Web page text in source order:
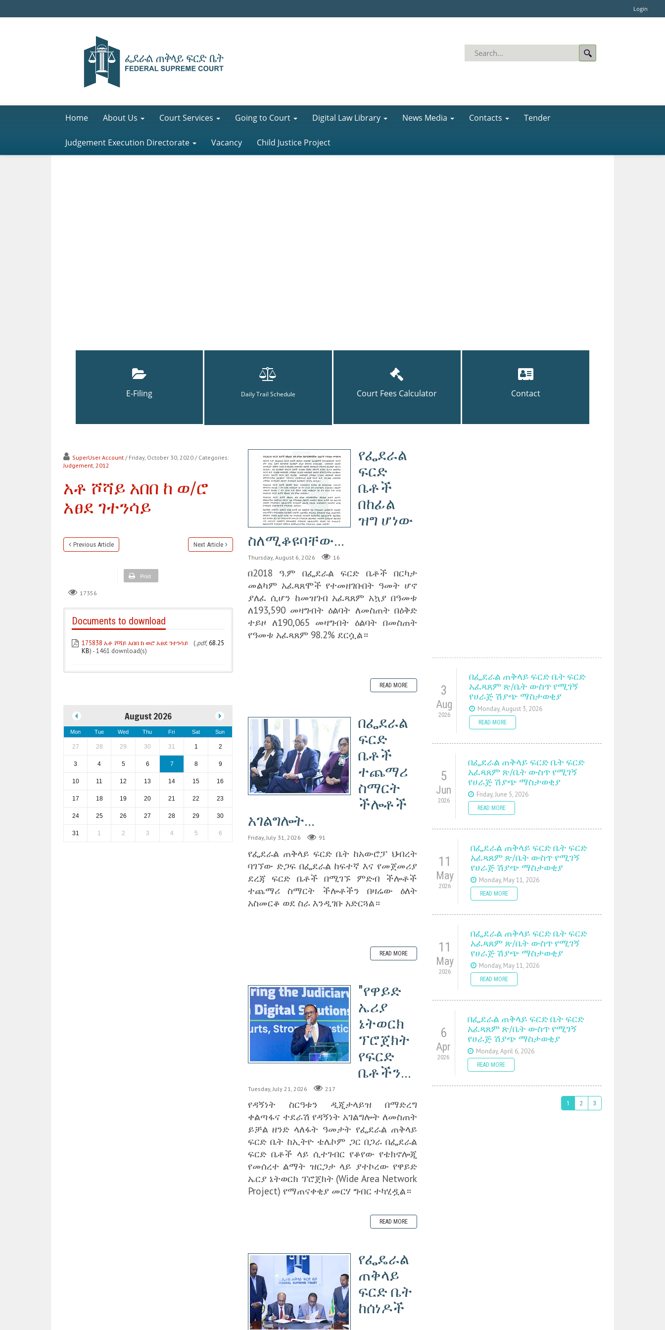
Login
Home About Us Court Services Going to Court Digital Law Library News Media Contacts Tender
Judgement Execution Directorate Vacancy Child Justice Project
E-Filing Daily Trail Schedule Court Fees Calculator Contact
SuperUser Account / Friday, October 30, 2020 / Categories:
Judgement, 2012
አቶ ሾሻይ አበበ ከ ወ/ሮ
አፀደ ገተንሳይ
Previous Article Next Article
Print
17356
Documents to download
175838 አቶ ሾሻይ አበበ ከ ወሮ አፀደ ገተንሳይ (.pdf,68.25
KB) - 1461 download(s)
August 2026
Mon Tue Wed Thu Fri Sat Sun
27 28 29 30 31 1 2
3 4 5 6 7 8 9
10 11 12 13 14 15 16
17 18 19 20 21 22 23
24 25 26 27 28 29 30
31 1 2 3 4 5 6
የፌደራል
ፍርድ
ቤቶች
በከፊል
ዝግ ሆነው
ስለሚቆዩባቸው...
Thursday, August 6, 2026 16
በ2018 ዓ.ም በፌደራል ፍርድ ቤቶች በርካታ
መልካም አፈጻጸሞች የተመዘገቡበት ዓመት ሆኖ
ያለፈ ሲሆን ከመዝገብ አፈጻጸም አኳያ በዓመቱ
ለ193,590 መዛግብት ዕልባት ለመስጠት በዕቅድ
ተይዞ ለ190,065 መዛግብት ዕልባት በመስጠት
የዓመቱ አፈጻጸም 98.2% ደርሷል።
READ MORE
በፌደራል
ፍርድ
ቤቶች
ተጨማሪ
ስማርት
ችሎቶች
አገልግሎት...
Friday, July 31, 2026 91
የፌደራል ጠቅላይ ፍርድ ቤት ከአውሮፓ ህብረት
ባገኘው ድጋፍ በፌደራል ከፍተኛ እና የመጀመሪያ
ደረጃ ፍርድ ቤቶች በሚገኙ ምድብ ችሎቶች
ተጨማሪ ስማርት ችሎቶችን በዛሬው ዕለት
አስመርቆ ወደ ስራ እንዲገቡ አድርጓል።
READ MORE
"የዋይድ
ኤሪያ
ኔትወርክ
ፕሮጀክት
የፍርድ
ቤቶችን...
Tuesday, July 21, 2026 217
የዳኝነት ስርዓቱን ዲጂታላይዝ በማድረግ
ቀልጣፋና ተደራሽ የዳኝነት አገልግሎት ለመስጠት
ይቻል ዘንድ ላለፋት ዓመታት የፌደራል ጠቅላይ
ፍርድ ቤት ከኢትዮ ቴሌኮም ጋር በጋራ በፌደራል
ፍርድ ቤቶች ላይ ሲተገብር የቆየው የቴክኖሎጂ
የመሰረተ ልማት ዝርጋታ ላይ ያተኮረው የዋይድ
ኤርያ ኔትወርክ ፕሮጀክት (Wide Area Network
Project) የማጠናቀቂያ መርሃ ግብር ተካሂዷል።
READ MORE
የፌዴራል
ጠቅላይ
ፍርድ ቤት
ከሰነዶች
3
Aug
2026
በፌደራል ጠቅላይ ፍርድ ቤት ፍርድ
አፈጻጸም ጽ/ቤት ውስጥ የሚገኝ
የሀራጅ ሽያጭ ማስታወቂያ
Monday, August 3, 2026
READ MORE
5
Jun
2026
በፌደራል ጠቅላይ ፍርድ ቤት ፍርድ
አፈጻጸም ጽ/ቤት ውስጥ የሚገኝ
የሀራጅ ሽያጭ ማስታወቂያ
Friday, June 5, 2026
READ MORE
11
May
2026
በፌደራል ጠቅላይ ፍርድ ቤት ፍርድ
አፈጻጸም ጽ/ቤት ውስጥ የሚገኝ
የሀራጅ ሽያጭ ማስታወቂያ
Monday, May 11, 2026
READ MORE
11
May
2026
በፌደራል ጠቅላይ ፍርድ ቤት ፍርድ
አፈጻጸም ጽ/ቤት ውስጥ የሚገኝ
የሀራጅ ሽያጭ ማስታወቂያ
Monday, May 11, 2026
READ MORE
6
Apr
2026
በፌደራል ጠቅላይ ፍርድ ቤት ፍርድ
አፈጻጸም ጽ/ቤት ውስጥ የሚገኝ
የሀራጅ ሽያጭ ማስታወቂያ
Monday, April 6, 2026
READ MORE
1 2 3